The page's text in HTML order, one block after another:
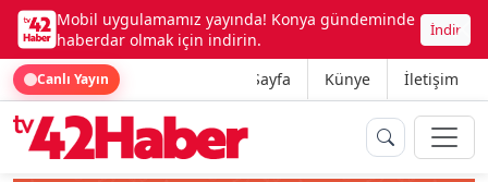
Mobil uygulamamız yayında! Konya gündeminde
haberdar olmak için indirin.
İndir
Canlı Yayın Ana Sayfa Künye İletişim